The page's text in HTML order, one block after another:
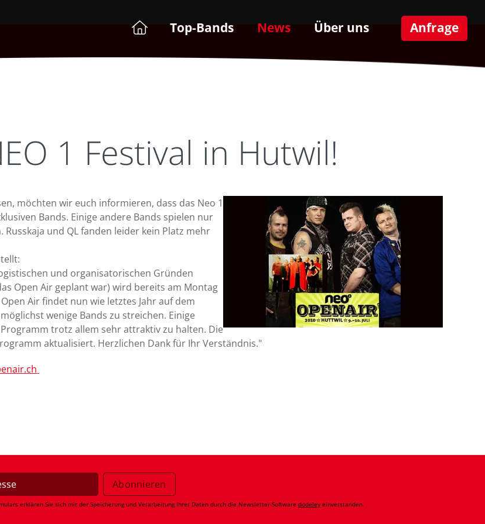
Top-Bands News Über uns Anfrage
1 Festival in Hutwil!
möchten wir euch informieren, dass das Neo 1
Bands. Einige andere Bands spielen nur
und QL fanden leider kein Platz mehr
und organisatorischen Gründen
Open Air geplant war) wird bereits am Montag
Air findet nun wie letztes Jahr auf dem
wenige Bands zu streichen. Einige
trotz allem sehr attraktiv zu halten. Die
aktualisiert. Herzlichen Dank für Ihr Verständnis."
erklären Sie sich mit der Speicherung und Verarbeitung Ihrer Daten durch die Newsletter-Software dodeley einverstanden.